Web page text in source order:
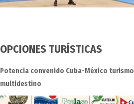
OPCIONES TURÍSTICAS
Potencia convenido Cuba-México turismo
multidestino